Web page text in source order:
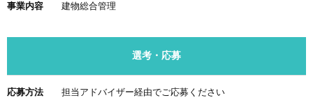
事業内容 建物総合管理
選考・応募
応募方法 担当アドバイザー経由でご応募ください